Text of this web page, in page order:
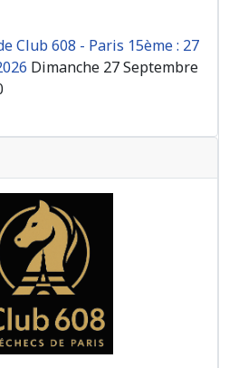
Club 608 - Paris 15ème : 27
Dimanche 27 Septembre